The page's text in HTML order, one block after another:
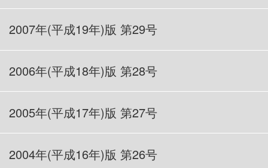
2007年(平成19年)版 第29号
2006年(平成18年)版 第28号
2005年(平成17年)版 第27号
2004年(平成16年)版 第26号